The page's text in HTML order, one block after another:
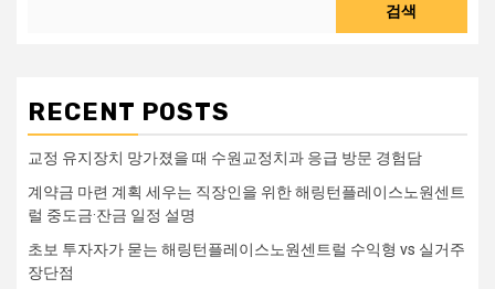
검색
RECENT POSTS
교정 유지장치 망가졌을 때 수원교정치과 응급 방문 경험담
계약금 마련 계획 세우는 직장인을 위한 해링턴플레이스노원센트
럴 중도금·잔금 일정 설명
초보 투자자가 묻는 해링턴플레이스노원센트럴 수익형 vs 실거주
장단점